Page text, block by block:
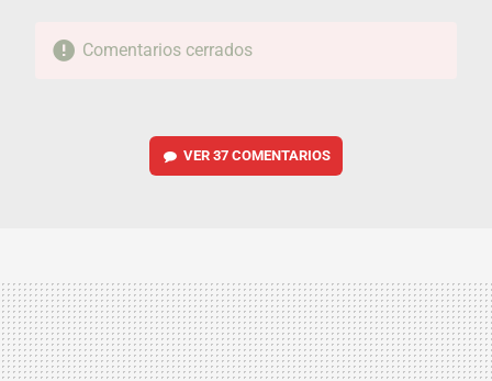
Comentarios cerrados
VER 37 COMENTARIOS